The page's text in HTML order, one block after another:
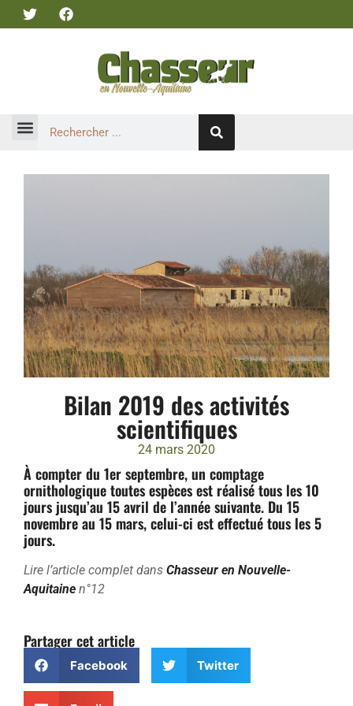
Bilan 2019 des activités
scientifiques
24 mars 2020
À compter du 1er septembre, un comptage
ornithologique toutes espèces est réalisé tous les 10
jours jusqu’au 15 avril de l’année suivante. Du 15
novembre au 15 mars, celui-ci est effectué tous les 5
jours.
Lire l’article complet dans Chasseur en Nouvelle-
Aquitaine n°12
Partager cet article
Facebook Twitter